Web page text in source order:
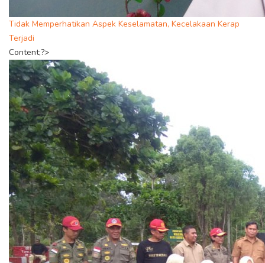
Tidak Memperhatikan Aspek Keselamatan, Kecelakaan Kerap
Terjadi
Content;?>